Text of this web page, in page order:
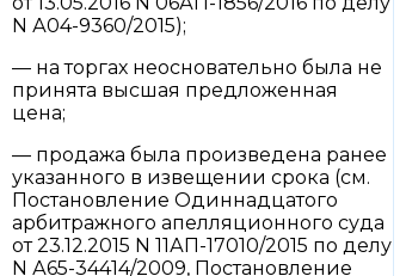
N А04-9360/2015);
— на торгах неосновательно была не
принята высшая предложенная
цена;
— продажа была произведена ранее
указанного в извещении срока (см.
Постановление Одиннадцатого
арбитражного апелляционного суда
от 23.12.2015 N 11АП-17010/2015 по делу
N А65-34414/2009, Постановление